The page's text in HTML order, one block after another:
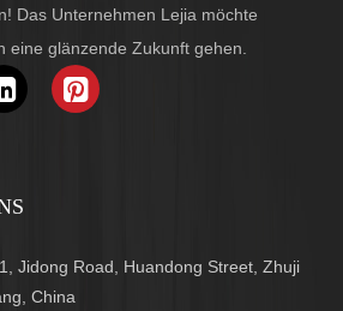
Das Unternehmen Lejia möchte
eine glänzende Zukunft gehen.
Jidong Road, Huandong Street, Zhuji
China